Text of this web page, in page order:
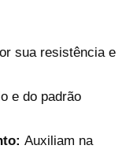
sua resistência e
e do padrão
Auxiliam na